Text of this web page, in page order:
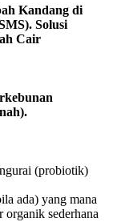
Kandang di
Solusi
Cair
(probiotik)
ada) yang mana
sederhana